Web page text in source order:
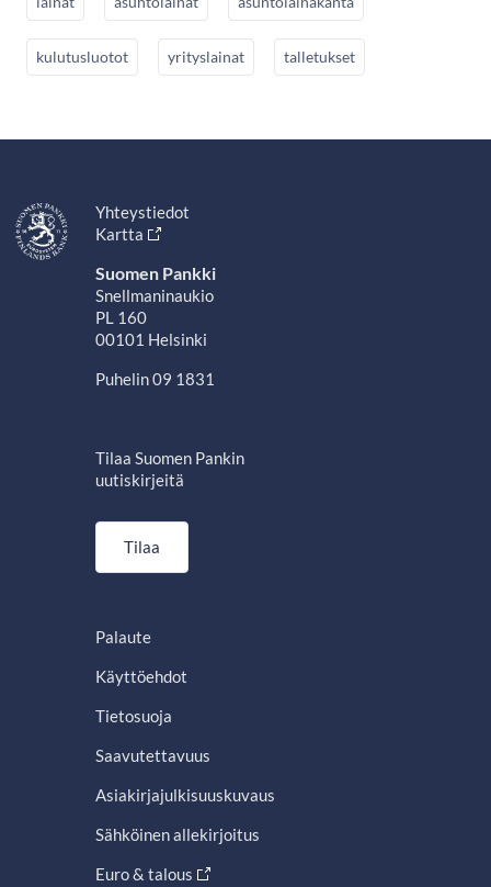
kulutusluotot yrityslainat talletukset
Yhteystiedot
Kartta
Suomen Pankki
Snellmaninaukio
PL 160
00101 Helsinki
Puhelin 09 1831
Tilaa Suomen Pankin
uutiskirjeitä
Tilaa
Palaute
Käyttöehdot
Tietosuoja
Saavutettavuus
Asiakirjajulkisuuskuvaus
Sähköinen allekirjoitus
Euro & talous